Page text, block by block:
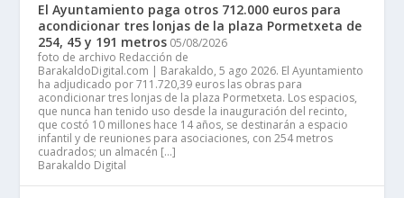
El Ayuntamiento paga otros 712.000 euros para
acondicionar tres lonjas de la plaza Pormetxeta de
254, 45 y 191 metros 05/08/2026
foto de archivo Redacción de
BarakaldoDigital.com | Barakaldo, 5 ago 2026. El Ayuntamiento
ha adjudicado por 711.720,39 euros las obras para
acondicionar tres lonjas de la plaza Pormetxeta. Los espacios,
que nunca han tenido uso desde la inauguración del recinto,
que costó 10 millones hace 14 años, se destinarán a espacio
infantil y de reuniones para asociaciones, con 254 metros
cuadrados; un almacén […]
Barakaldo Digital